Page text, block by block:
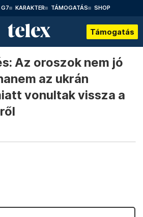
G7 KARAKTER TÁMOGATÁS SHOP
Támogatás
Az oroszok nem jó
az ukrán
vonultak vissza a